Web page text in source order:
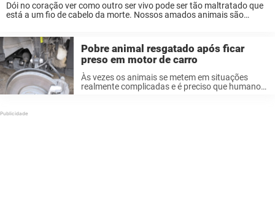
Dói no coração ver como outro ser vivo pode ser tão maltratado que
está a um fio de cabelo da morte. Nossos amados animais são
Pobre animal resgatado após ficar
preso em motor de carro
Às vezes os animais se metem em situações
realmente complicadas e é preciso que humanos